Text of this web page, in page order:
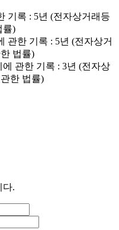
기록 : 5년 (전자상거래등
률)
관한 기록 : 5년 (전자상거
법률)
관한 기록 : 3년 (전자상
한 법률)
다.